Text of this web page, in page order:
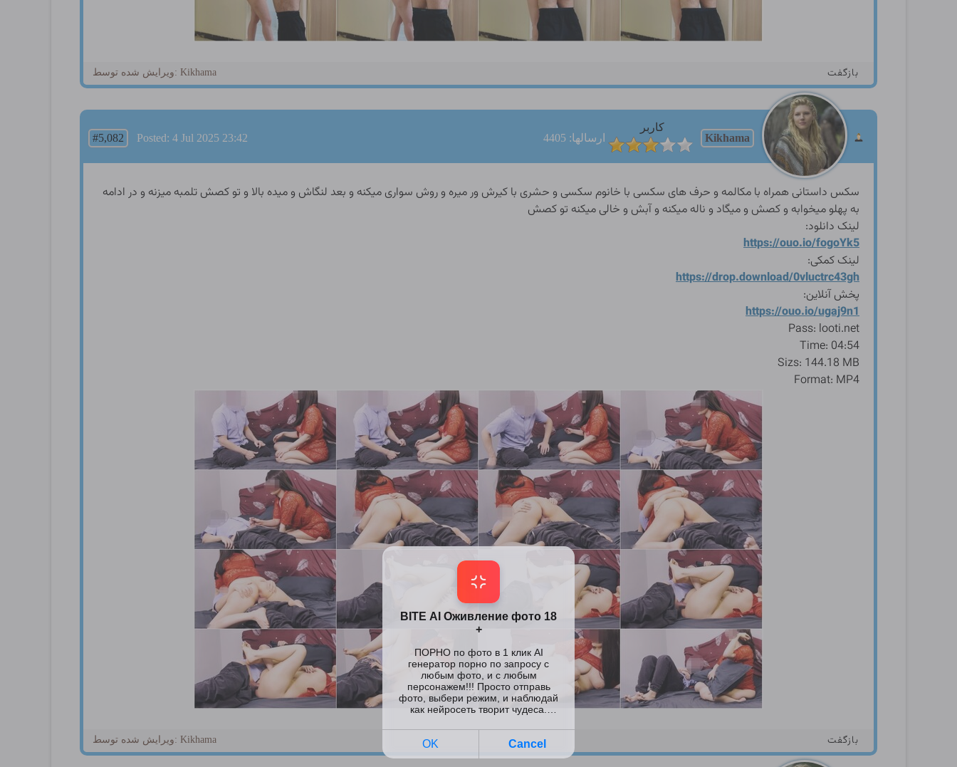
بازگفت ویرایش شده توسط: Kikhama
Kikhama
کاربر
ارسالها: 4405
#5,082 Posted: 4 Jul 2025 23:42
سکس داستانی همراه با مکالمه و حرف های سکسی با خانوم سکسی و حشری با کیرش ور میره و روش سواری میکنه و بعد لنگاش و میده بالا و تو کصش تلمبه میزنه و در ادامه
به پهلو میخوابه و کصش و میگاد و ناله میکنه و آبش و خالی میکنه تو کصش
لینک دانلود:
https://ouo.io/fogoYk5
لینک کمکی:
https://drop.download/0vluctrc43gh
پخش آنلاین:
https://ouo.io/ugaj9n1
Pass: looti.net
Time: 04:54
Sizs: 144.18 MB
Format: MP4
بازگفت ویرایش شده توسط: Kikhama